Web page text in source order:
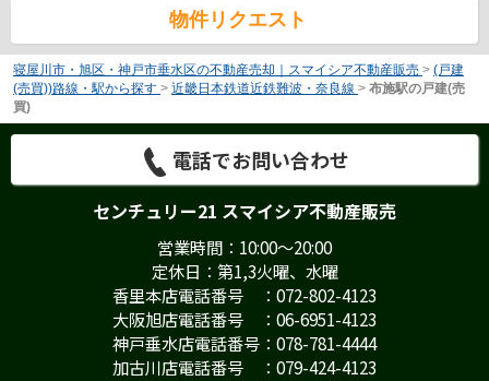
物件リクエスト
寝屋川市・旭区・神戸市垂水区の不動産売却｜スマイシア不動産販売 > (戸建
(売買))路線・駅から探す > 近畿日本鉄道近鉄難波・奈良線 > 布施駅の戸建(売
買)
電話でお問い合わせ
センチュリー21 スマイシア不動産販売
営業時間：10:00～20:00
定休日：第1,3火曜、水曜
香里本店電話番号 ：072-802-4123
大阪旭店電話番号 ：06-6951-4123
神戸垂水店電話番号：078-781-4444
加古川店電話番号 ：079-424-4123